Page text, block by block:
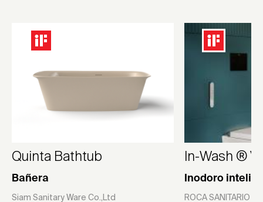
Quinta Bathtub
Bañera
Siam Sanitary Ware Co.,Ltd
In-Wash ®
Inodoro
ROCA SANITARIO